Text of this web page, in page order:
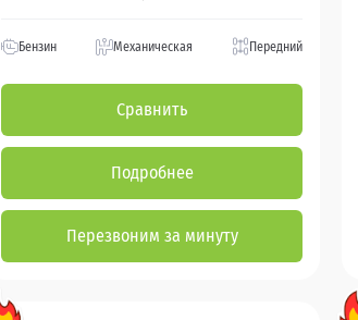
Бензин Механическая Передний
Сравнить
Подробнее
Перезвоним за минуту